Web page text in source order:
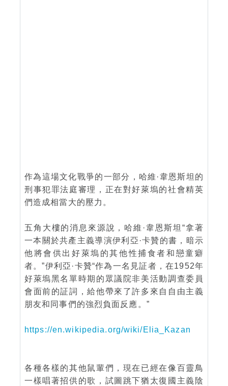
作為這場文化戰爭的一部分，哈維·韋恩斯坦的
刑事犯罪法庭審理，正在對好萊塢的社會精英
們造成相當大的壓力。
五角大樓的消息來源說，哈維·韋恩斯坦“拿著
一本關於共產主義導演伊利亞·卡贊的書，暗示
他將會供出好萊塢的其他性捕食者和戀童癖
者。”伊利亞·卡贊“作為一名見証者，在1952年
好萊塢黑名單時期的眾議院非美活動調查委員
會面前的証詞，給他帶來了許多來自自由主義
朋友和同事們的強烈負面反應。”
https://en.wikipedia.org/wiki/Elia_Kazan
各種各樣的其他鼠輩們，現在已經在像百靈鳥
一樣唱著招供的歌，試圖跳下猶太復國主義陰